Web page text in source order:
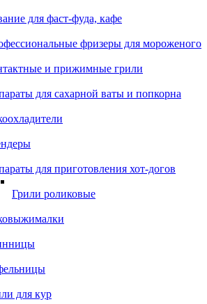
для фаст-фуда, кафе
фризеры для мороженого
и прижимные грили
для сахарной ваты и попкорна
для приготовления хот-догов
Грили роликовые
для кур